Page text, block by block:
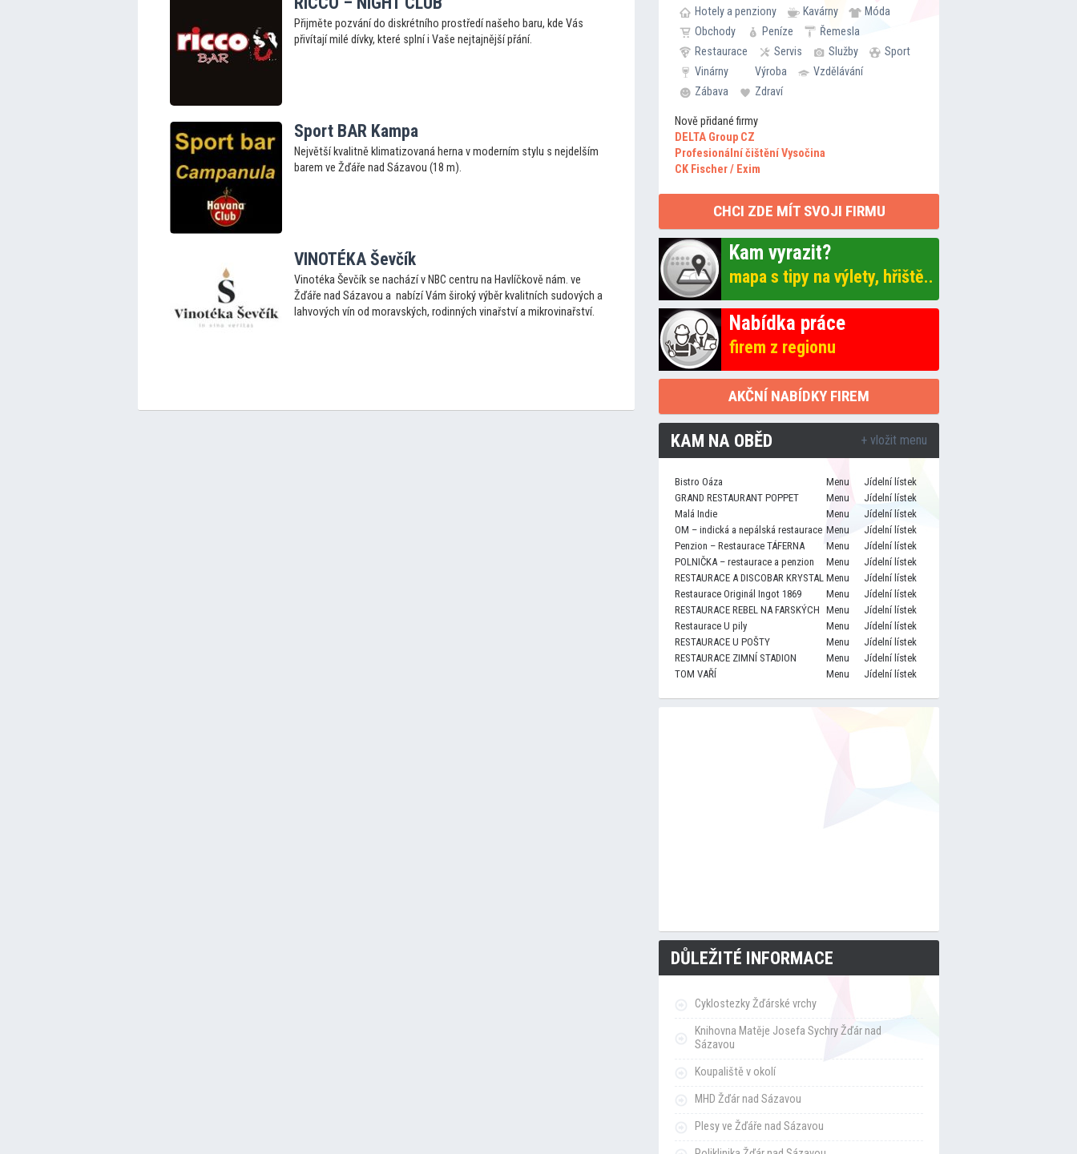
Přijměte pozvání do diskrétního prostředí našeho baru, kde Vás
přivítají milé dívky, které splní i Vaše nejtajnější přání.
Sport BAR Kampa
Největší kvalitně klimatizovaná herna v moderním stylu s nejdelším
barem ve Žďáře nad Sázavou (18 m).
VINOTÉKA Ševčík
Vinotéka Ševčík se nachází v NBC centru na Havlíčkově nám. ve
Žďáře nad Sázavou a nabízí Vám široký výběr kvalitních sudových a
lahvových vín od moravských, rodinných vinařství a mikrovinařství.
Hotely a penziony
Kavárny
Móda
Obchody
Peníze
Řemesla
Restaurace
Servis Služby
Sport
Vinárny
Výroba
Vzdělávání
Zábava
Zdraví
Nově přidané firmy
DELTA Group CZ
Profesionální čištění Vysočina
CK Fischer / Exim
CHCI ZDE MÍT SVOJI FIRMU
Kam vyrazit?
mapa s tipy na výlety, hřiště..
Nabídka práce
firem z regionu
AKČNÍ NABÍDKY FIREM
KAM NA OBĚD + vložit menu
Bistro Oáza Menu
Jídelní lístek
GRAND RESTAURANT POPPET
Menu
Jídelní lístek
Malá Indie
Menu
Jídelní lístek
OM – indická a nepálská restaurace Menu
Jídelní lístek
Penzion – Restaurace TÁFERNA
Menu
Jídelní lístek
POLNIČKA – restaurace a penzion
Menu
Jídelní lístek
RESTAURACE A DISCOBAR KRYSTAL Menu
Jídelní lístek
Restaurace Originál Ingot 1869
Menu
Jídelní lístek
RESTAURACE REBEL NA FARSKÝCH Menu
Jídelní lístek
Restaurace U pily
Menu
Jídelní lístek
RESTAURACE U POŠTY
Menu
Jídelní lístek
RESTAURACE ZIMNÍ STADION
Menu
Jídelní lístek
TOM VAŘÍ
Menu Jídelní lístek
DŮLEŽITÉ INFORMACE
Cyklostezky Žďárské vrchy
Knihovna Matěje Josefa Sychry Žďár nad
Sázavou
Koupaliště v okolí
MHD Žďár nad Sázavou
Plesy ve Žďáře nad Sázavou